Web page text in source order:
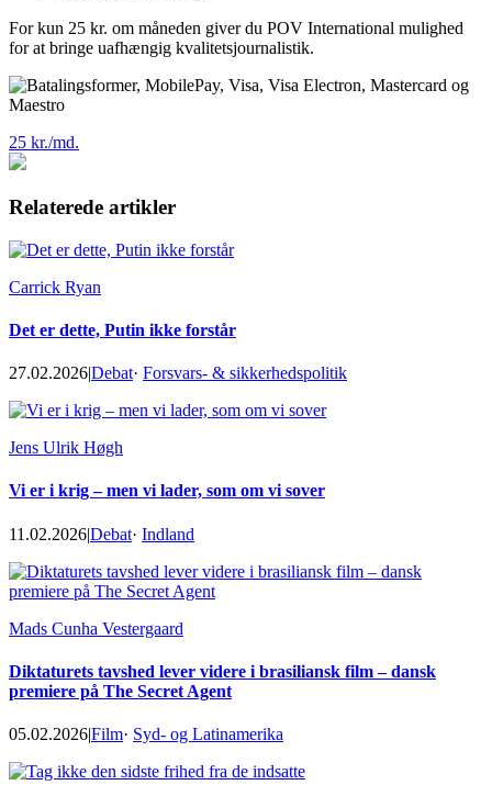
For kun 25 kr. om måneden giver du POV International mulighed
for at bringe uafhængig kvalitetsjournalistik.
25 kr./md.
Relaterede artikler
Carrick Ryan
Det er dette, Putin ikke forstår
27.02.2026|Debat· Forsvars- & sikkerhedspolitik
Jens Ulrik Høgh
Vi er i krig – men vi lader, som om vi sover
11.02.2026|Debat· Indland
Mads Cunha Vestergaard
Diktaturets tavshed lever videre i brasiliansk film – dansk
premiere på The Secret Agent
05.02.2026|Film· Syd- og Latinamerika